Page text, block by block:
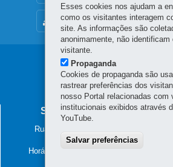
MAPA DO SITE
Navegação
principal
SECRETARIA DA JUSTIÇA
Rua Tenente Francisco Ferreira de
81630-010-Curitiba
Horário de atendimento: das 8h30 às
Esses cookies nos ajudam a
como os visitantes interagem
site. As informações são
anonimamente, não identificam
visitante.
Propaganda
Cookies de propaganda são
rastrear preferências dos
nosso Portal relacionadas com
institucionais exibidos através
YouTube.
Salvar preferências